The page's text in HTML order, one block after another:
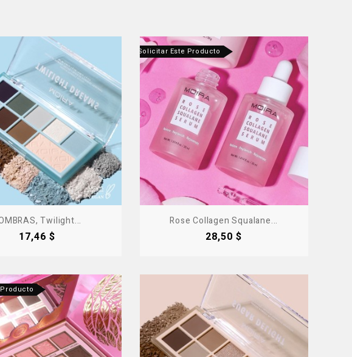
Twilight...
Precio
17,46 $
Fuera De Stock - Contáctanos Para Solicitar Este Producto
Rose Collagen Squalane...
Precio
28,50 $